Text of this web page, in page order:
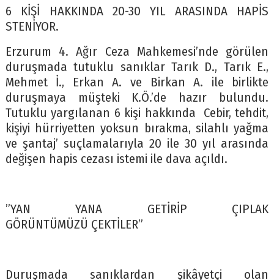
6 KİŞİ HAKKINDA 20-30 YIL ARASINDA HAPİS
STENİYOR.
Erzurum 4. Ağır Ceza Mahkemesi’nde görülen
duruşmada tutuklu sanıklar Tarık D., Tarık E.,
Mehmet İ., Erkan A. ve Birkan A. ile birlikte
duruşmaya müşteki K.Ö.’de hazır bulundu.
Tutuklu yargılanan 6 kişi hakkında Cebir, tehdit,
kişiyi hürriyetten yoksun bırakma, silahlı yağma
ve şantaj’ suçlamalarıyla 20 ile 30 yıl arasında
değişen hapis cezası istemi ile dava açıldı.
”YAN YANA GETİRİP ÇIPLAK
GÖRÜNTÜMÜZÜ ÇEKTİLER”
Duruşmada sanıklardan şikâyetçi olan